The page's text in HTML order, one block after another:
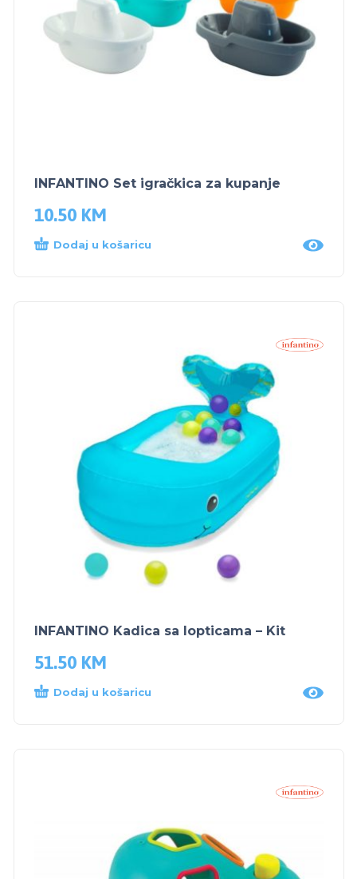
INFANTINO Set igračkica za kupanje
10.50 KM
Dodaj u košaricu
INFANTINO Kadica sa lopticama – Kit
51.50 KM
Dodaj u košaricu